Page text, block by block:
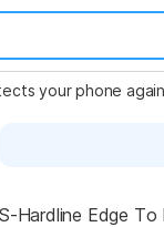
your phone
S-Hardline Edge To